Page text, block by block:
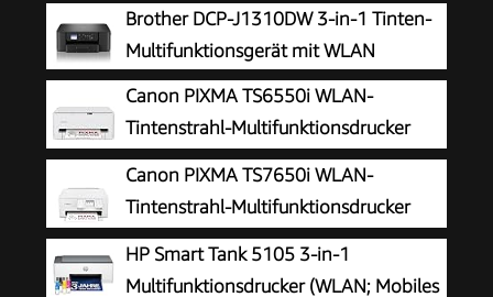
Brother DCP-J1310DW 3-in-1 Tinten-
Multifunktionsgerät mit WLAN
Canon PIXMA TS6550i WLAN-
Tintenstrahl-Multifunktionsdrucker
Canon PIXMA TS7650i WLAN-
Tintenstrahl-Multifunktionsdrucker
HP Smart Tank 5105 3-in-1
Multifunktionsdrucker (WLAN; Mobiles